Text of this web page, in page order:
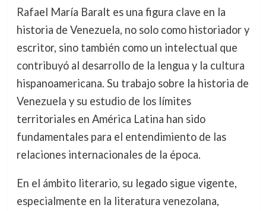
Rafael María Baralt es una figura clave en la
historia de Venezuela, no solo como historiador y
escritor, sino también como un intelectual que
contribuyó al desarrollo de la lengua y la cultura
hispanoamericana. Su trabajo sobre la historia de
Venezuela y su estudio de los límites
territoriales en América Latina han sido
fundamentales para el entendimiento de las
relaciones internacionales de la época.
En el ámbito literario, su legado sigue vigente,
especialmente en la literatura venezolana,